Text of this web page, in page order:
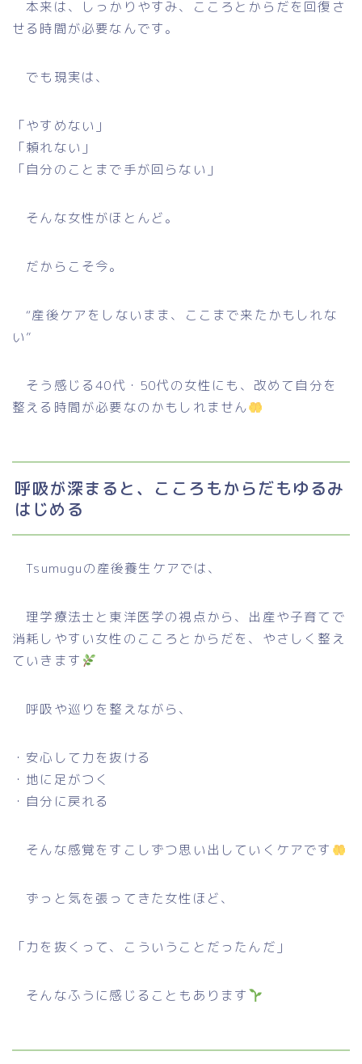
本来は、しっかりやすみ、こころとからだを回復さ
せる時間が必要なんです。
でも現実は、
「やすめない」
「頼れない」
「自分のことまで手が回らない」
そんな女性がほとんど。
だからこそ今。
“産後ケアをしないまま、ここまで来たかもしれな
い”
そう感じる40代・50代の女性にも、改めて自分を
整える時間が必要なのかもしれません
呼吸が深まると、こころもからだもゆるみ
はじめる
Tsumuguの産後養生ケアでは、
理学療法士と東洋医学の視点から、出産や子育てで
消耗しやすい女性のこころとからだを、やさしく整え
ていきます
呼吸や巡りを整えながら、
・安心して力を抜ける
・地に足がつく
・自分に戻れる
そんな感覚をすこしずつ思い出していくケアです
ずっと気を張ってきた女性ほど、
「力を抜くって、こういうことだったんだ」
そんなふうに感じることもあります